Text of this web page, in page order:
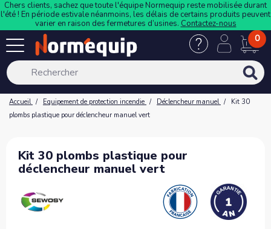
Chers clients, sachez que toute l'équipe Normequip reste mobilisée durant
l'été ! En période estivale néanmoins, les délais de certains produits peuvent
varier en raison des fermetures d’usines. Contactez-nous
0
Accueil Equipement de protection incendie Déclencheur manuel
Kit 30
plombs plastique pour déclencheur manuel vert
Kit 30 plombs plastique pour
déclencheur manuel vert